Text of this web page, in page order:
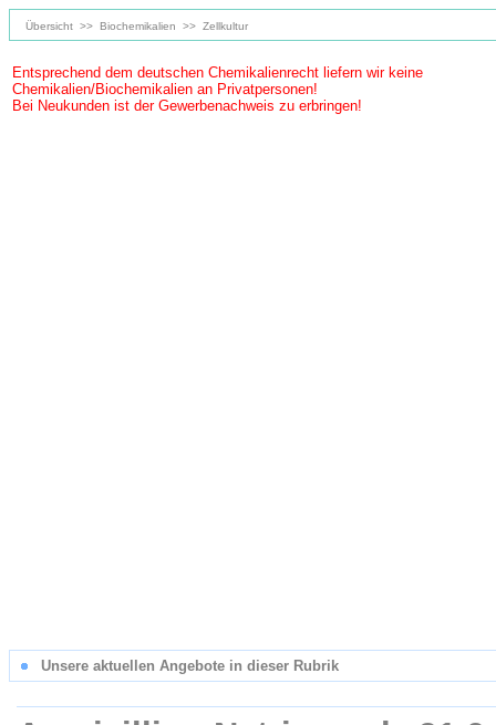
Übersicht >> Biochemikalien >> Zellkultur
Entsprechend dem deutschen Chemikalienrecht liefern wir keine
Chemikalien/Biochemikalien an Privatpersonen!
Bei Neukunden ist der Gewerbenachweis zu erbringen!
Unsere aktuellen Angebote in dieser Rubrik